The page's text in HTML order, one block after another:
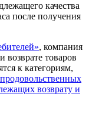
качества
после получения
, компания
возврате товаров
к категориям,
возврату и